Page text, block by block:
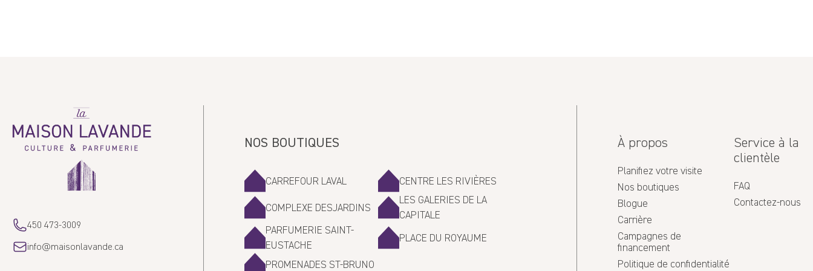
>>La Maison Lavande
Lavande
450 473-3009
info@maisonlavande.ca
NOS BOUTIQUES
CARREFOUR LAVAL CENTRE LES RIVIÈRES
COMPLEXE DESJARDINS
LES GALERIES DE LA
CAPITALE
PARFUMERIE SAINT-
EUSTACHE
PLACE DU ROYAUME
PROMENADES ST-BRUNO
À propos
Planifiez votre visite
Nos boutiques
Blogue
Carrière
Campagnes de
financement
Politique de confidentialité
Service à la
clientèle
FAQ
Contactez-nous